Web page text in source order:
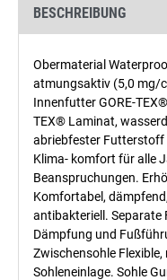
BESCHREIBUNG
Obermaterial
atmungsaktiv (5,0 mg/
Innenfutter GORE-
TEX® Laminat,
abriebfester Futterstoff
Klima- komfort für alle
Beanspruchungen.
Komfortabel,
antibakteriell. Separate
Dämpfung und
Zwischensohle
Sohleneinlage. Sohle